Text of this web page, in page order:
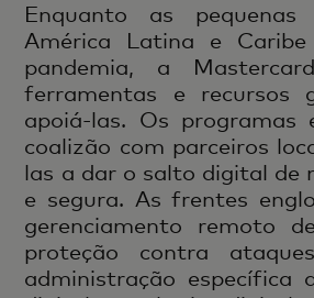
Enquanto as pequenas
América Latina e
pandemia, a
ferramentas e recursos
apoiá-las. Os programas
coalizão com parceiros
las a dar o salto digital de
e segura. As frentes
gerenciamento remoto
proteção contra
administração específica